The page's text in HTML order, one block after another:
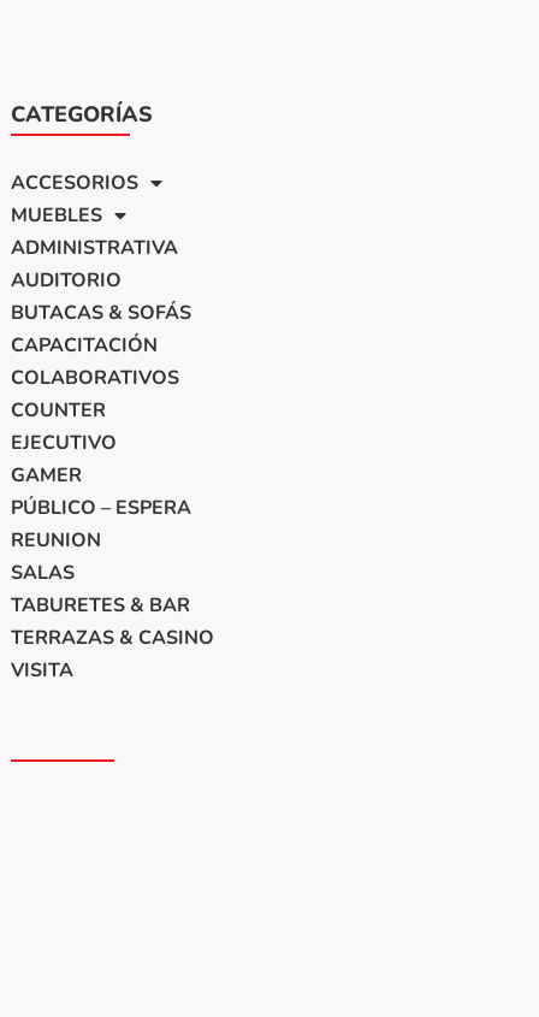
CATEGORÍAS
ACCESORIOS
MUEBLES
ADMINISTRATIVA
AUDITORIO
BUTACAS & SOFÁS
CAPACITACIÓN
COLABORATIVOS
COUNTER
EJECUTIVO
GAMER
PÚBLICO – ESPERA
REUNION
SALAS
TABURETES & BAR
TERRAZAS & CASINO
VISITA